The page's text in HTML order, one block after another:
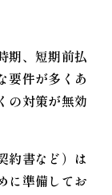
期、短期前払
要件が多くあ
の対策が無効
約書など）は
に準備してお